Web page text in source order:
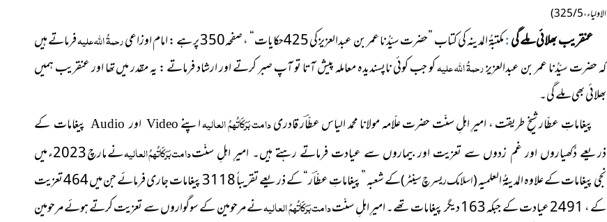
الاولیاء ، 5 / 325 )
عنقریب بھلائی ملے گی :مکتبۃُ المدینہ کی کتاب ”حضرت سیّدُنا عمر بن عبدالعزیز کی 425حکایات“ ، صفحہ350 پر ہے : امام اوزاعی رحمۃُ اللہ علیہفرماتے ہیں
کہ حضرت سیّدُنا عمر بن عبدالعزیزرحمۃُ اللہ علیہکو جب کوئی ناپسندیدہ معاملہ پیش آتا تو آپ صبر کرتے اور ارشاد فرماتے : یہ مقدر میں تھا اور عنقریب ہمیں
بھلائی بھی ملے گی۔
پیغاماتِ عطّار شیخِ طریقت ، امیرِ اہلِ سنّت حضرت علّامہ مولانا محمد الیاس عطّاؔر قادریدامت بَرَکَاتُہمُ العالیہاپنے Video اور Audio پیغامات کے
ذریعے دُکھیاروں اور غم زدوں سے تعزیت اور بیماروں سے عیادت فرماتے رہتے ہیں۔ امیرِ اہلِ سنّتدامت بَرَکَاتُہمُ العالیہ
نے مارچ 2023ء میں
نجی پیغامات کے علاوہ المدینۃُ العلمیہ( اسلامک ریسرچ سینٹر )کے شعبہ ”پیغاماتِ عطّاؔر“ کے
ذریعے تقریباً 3118 پیغامات جاری فرمائے جن میں 464 تعزیت
کے ، 2491 عیادت کے جبکہ 163 دیگر پیغامات تھے۔ امیرِ اہلِ سنّت
دامت بَرَکَاتُہمُ العالیہنے مرحومین کے سوگواروں سے تعزیت کرتے ہوئے مرحومین